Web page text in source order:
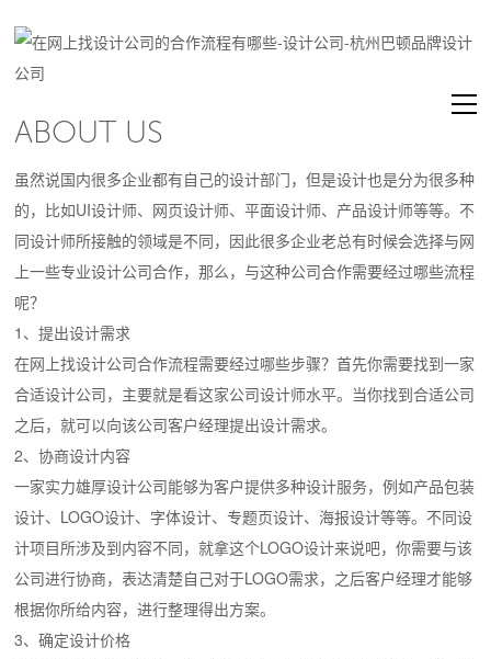
ABOUT US
虽然说国内很多企业都有自己的设计部门，但是设计也是分为很多种
的，比如UI设计师、网页设计师、平面设计师、产品设计师等等。不
同设计师所接触的领域是不同，因此很多企业老总有时候会选择与网
上一些专业设计公司合作，那么，与这种公司合作需要经过哪些流程
呢？
1、提出设计需求
在网上找设计公司合作流程需要经过哪些步骤？首先你需要找到一家
合适设计公司，主要就是看这家公司设计师水平。当你找到合适公司
之后，就可以向该公司客户经理提出设计需求。
2、协商设计内容
一家实力雄厚设计公司能够为客户提供多种设计服务，例如产品包装
设计、LOGO设计、字体设计、专题页设计、海报设计等等。不同设
计项目所涉及到内容不同，就拿这个LOGO设计来说吧，你需要与该
公司进行协商，表达清楚自己对于LOGO需求，之后客户经理才能够
根据你所给内容，进行整理得出方案。
3、确定设计价格